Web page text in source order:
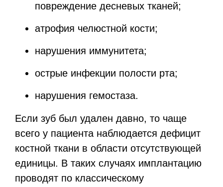
повреждение десневых тканей;
атрофия челюстной кости;
нарушения иммунитета;
острые инфекции полости рта;
нарушения гемостаза.
Если зуб был удален давно, то чаще
всего у пациента наблюдается дефицит
костной ткани в области отсутствующей
единицы. В таких случаях имплантацию
проводят по классическому